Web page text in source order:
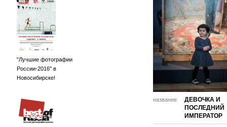
"Лучшие фотографии
России-2016" в
Новосибирске!
название
ДЕВОЧКА И
ПОСЛЕДНИЙ
ИМПЕРАТОР